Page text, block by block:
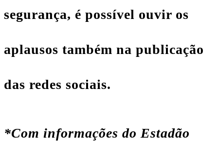
segurança, é possível ouvir os
aplausos também na publicação
das redes sociais.
*Com informações do Estadão